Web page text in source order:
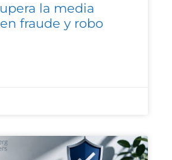
la media
fraude y robo